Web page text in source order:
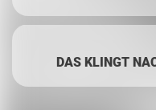
DAS KLINGT